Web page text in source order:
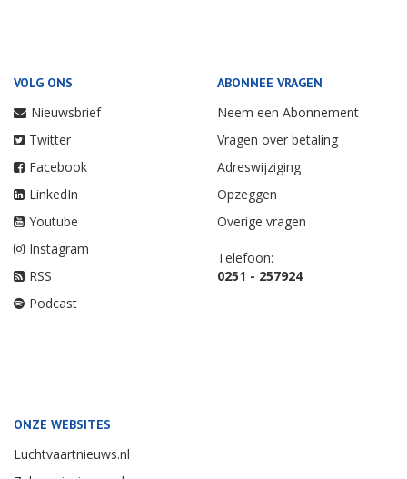
VOLG ONS
Nieuwsbrief
Twitter
Facebook
LinkedIn
Youtube
Instagram
RSS
Podcast
ABONNEE VRAGEN
Neem een Abonnement
Vragen over betaling
Adreswijziging
Opzeggen
Overige vragen
Telefoon:
0251 - 257924
ONZE WEBSITES
Luchtvaartnieuws.nl